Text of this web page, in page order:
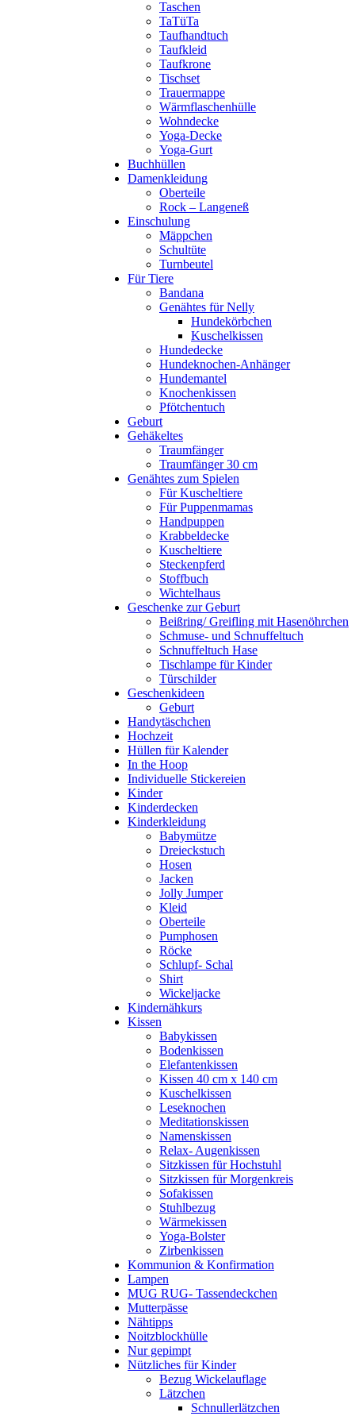
Taschen
TaTüTa
Taufhandtuch
Taufkleid
Taufkrone
Tischset
Trauermappe
Wärmflaschenhülle
Wohndecke
Yoga-Decke
Yoga-Gurt
Buchhüllen
Damenkleidung
Oberteile
Rock – Langeneß
Einschulung
Mäppchen
Schultüte
Turnbeutel
Für Tiere
Bandana
Genähtes für Nelly
Hundekörbchen
Kuschelkissen
Hundedecke
Hundeknochen-Anhänger
Hundemantel
Knochenkissen
Pfötchentuch
Geburt
Gehäkeltes
Traumfänger
Traumfänger 30 cm
Genähtes zum Spielen
Für Kuscheltiere
Für Puppenmamas
Handpuppen
Krabbeldecke
Kuscheltiere
Steckenpferd
Stoffbuch
Wichtelhaus
Geschenke zur Geburt
Beißring/ Greifling mit Hasenöhrchen
Schmuse- und Schnuffeltuch
Schnuffeltuch Hase
Tischlampe für Kinder
Türschilder
Geschenkideen
Geburt
Handytäschchen
Hochzeit
Hüllen für Kalender
In the Hoop
Individuelle Stickereien
Kinder
Kinderdecken
Kinderkleidung
Babymütze
Dreieckstuch
Hosen
Jacken
Jolly Jumper
Kleid
Oberteile
Pumphosen
Röcke
Schlupf- Schal
Shirt
Wickeljacke
Kindernähkurs
Kissen
Babykissen
Bodenkissen
Elefantenkissen
Kissen 40 cm x 140 cm
Kuschelkissen
Leseknochen
Meditationskissen
Namenskissen
Relax- Augenkissen
Sitzkissen für Hochstuhl
Sitzkissen für Morgenkreis
Sofakissen
Stuhlbezug
Wärmekissen
Yoga-Bolster
Zirbenkissen
Kommunion & Konfirmation
Lampen
MUG RUG- Tassendeckchen
Mutterpässe
Nähtipps
Noitzblockhülle
Nur gepimpt
Nützliches für Kinder
Bezug Wickelauflage
Lätzchen
Schnullerlätzchen